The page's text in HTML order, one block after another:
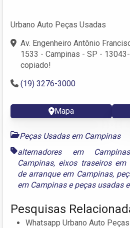
Urbano Auto Peças Usadas
Av. Engenheiro Antônio
1533 - Campinas - SP -
copiado!
(19) 3276-3000
Mapa
Peças Usadas em Campinas
alternadores em Campinas
Campinas, eixos traseiros em
de arranque em Campinas,
em Campinasepeças usadas
Pesquisas
Whatsapp Urbano Auto